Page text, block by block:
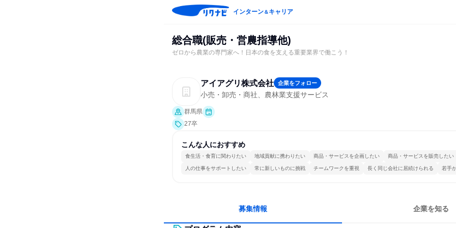
インターン＆キャリア
総合職(販売・営農指導他)
ゼロから農業の専門家へ！日本の食を支える重要業界で働こう！
アイアグリ株式会社 企業をフォロー
小売・卸売・商社、農林業支援サービス
群馬県
27卒
こんな人におすすめ
食生活・食育に関わりたい 地域貢献に携わりたい 商品・サービスを企画したい 商品・サービスを販売したい
人の仕事をサポートしたい 常に新しいものに挑戦 チームワークを重視 長く同じ会社に居続けられる 若手
募集情報 企業を知る